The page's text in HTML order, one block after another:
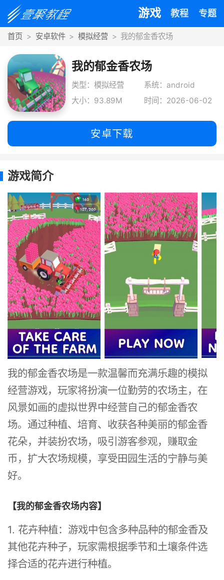
游戏 教程 专题
首页 安卓软件 模拟经营 我的郁金香农场
我的郁金香农场
类型：模拟经营
系统：android
大小：93.89M
时间：2026-06-02
安卓下载
游戏简介
我的郁金香农场是一款温馨而充满乐趣的模拟
经营游戏，玩家将扮演一位勤劳的农场主，在
风景如画的虚拟世界中经营自己的郁金香农
场。通过种植、培育、收获各种美丽的郁金香
花朵，并装扮农场，吸引游客参观，赚取金
币，扩大农场规模，享受田园生活的宁静与美
好。
【我的郁金香农场内容】
1. 花卉种植：游戏中包含多种品种的郁金香及
其他花卉种子，玩家需根据季节和土壤条件选
择合适的花卉进行种植。